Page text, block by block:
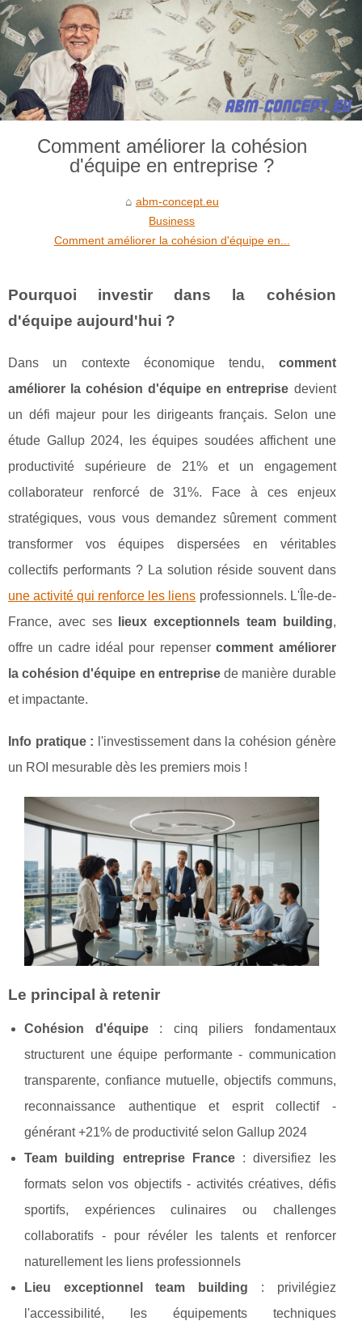
Comment améliorer la cohésion
d'équipe en entreprise ?
abm-concept.eu
Business
Comment améliorer la cohésion d'équipe en...
Pourquoi investir dans la cohésion
d'équipe aujourd'hui ?
Dans un contexte économique tendu, comment
améliorer la cohésion d'équipe en entreprise devient
un défi majeur pour les dirigeants français. Selon une
étude Gallup 2024, les équipes soudées affichent une
productivité supérieure de 21% et un engagement
collaborateur renforcé de 31%. Face à ces enjeux
stratégiques, vous vous demandez sûrement comment
transformer vos équipes dispersées en véritables
collectifs performants ? La solution réside souvent dans
une activité qui renforce les liens professionnels. L'Île-de-
France, avec ses
lieux exceptionnels team building,
offre un cadre idéal pour repensercomment améliorer
la cohésion d'équipe en entreprisede manière durable
et impactante.
Info pratique : l'investissement dans la cohésion génère
un ROI mesurable dès les premiers mois !
Le principal à retenir
Cohésion d'équipe: cinq piliers fondamentaux
structurent une équipe performante - communication
transparente, confiance mutuelle, objectifs communs,
reconnaissance authentique et esprit collectif -
générant +21% de productivité selon Gallup 2024
Team building entreprise France: diversifiez les
formats selon vos objectifs - activités créatives, défis
sportifs, expériences culinaires ou challenges
collaboratifs - pour révéler les talents et renforcer
naturellement les liens professionnels
Lieu exceptionnel team building : privilégiez
l'accessibilité, les équipements techniques